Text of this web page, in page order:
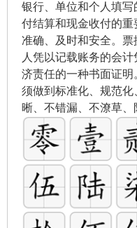
银行、单位和个人填
付结算和现金收付的
准确、及时和安全。
人凭以记载账务的会
济责任的一种书面证
须做到标准化、规范
晰、不错漏、不潦草、